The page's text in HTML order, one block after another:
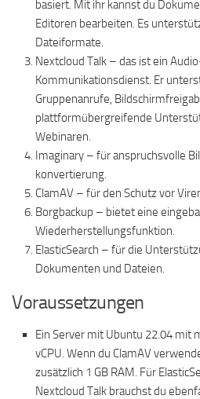
basiert. Mit ihr kannst du
Editoren bearbeiten. Es
Dateiformate.
Nextcloud Talk – das ist ein
Kommunikationsdienst. Er
Gruppenanrufe,
plattformübergreifende
Webinaren.
Imaginary – für anspruchsvolle
konvertierung.
ClamAV – für den Schutz vor
Borgbackup – bietet eine
Wiederherstellungsfunktion.
ElasticSearch – für die
Dokumenten und Dateien.
Voraussetzungen
Ein Server mit Ubuntu 22.04 mit
vCPU. Wenn du ClamAV
zusätzlich 1 GB RAM. Für
Nextcloud Talk brauchst du